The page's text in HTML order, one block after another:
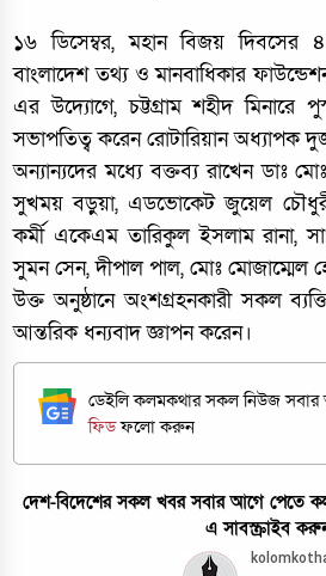
১৬ ডিসেম্বর, মহান বিজয় দিবসের
বাংলাদেশ তথ্য ও মানবাধিকার
এর উদ্যোগে, চট্টগ্রাম শহীদ মিনারে
সভাপতিত্ব করেন রোটারিয়ান অধ্যাপক
অন্যান্যদের মধ্যে বক্তব্য রাখেন ডাঃ
সুখময় বড়ুয়া, এডভোকেট জুয়েল চৌধুরী,
কর্মী একেএম তারিকুল ইসলাম রানা,
সুমন সেন, দীপাল পাল, মোঃ মোজাম্মেল
উক্ত অনুষ্ঠানে অংশগ্রহনকারী সকল
আন্তরিক ধন্যবাদ জ্ঞাপন করেন।
ডেইলি কলমকথার সকল নিউজ
ফিডফলো করুন
দেশ-বিদেশের সকল খবর সবার আগে পেতে
এ সাবস্ক্রাইব